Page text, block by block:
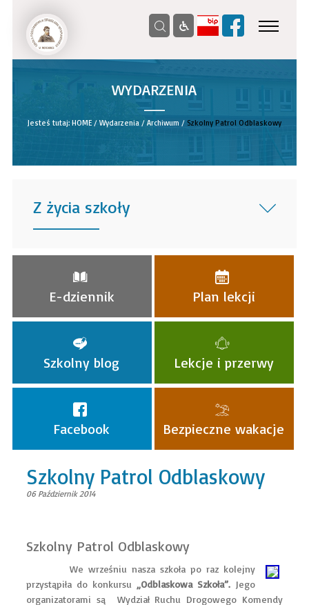
WYDARZENIA
__
Jesteś tutaj: HOME/ Wydarzenia/ Archiwum / Szkolny Patrol Odblaskowy
Z życia szkoły
______
E-dziennik Plan lekcji
Szkolny blog Lekcje i przerwy
Facebook Bezpieczne wakacje
Szkolny Patrol Odblaskowy
06 Październik 2014
Szkolny Patrol Odblaskowy
We wrześniu nasza szkoła po raz kolejny
przystąpiła do konkursu „Odblaskowa Szkoła”. Jego
organizatorami są Wydział Ruchu Drogowego Komendy